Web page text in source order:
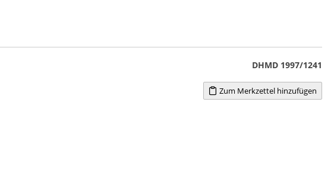
DHMD 1997/1241
Zum Merkzettel hinzufügen